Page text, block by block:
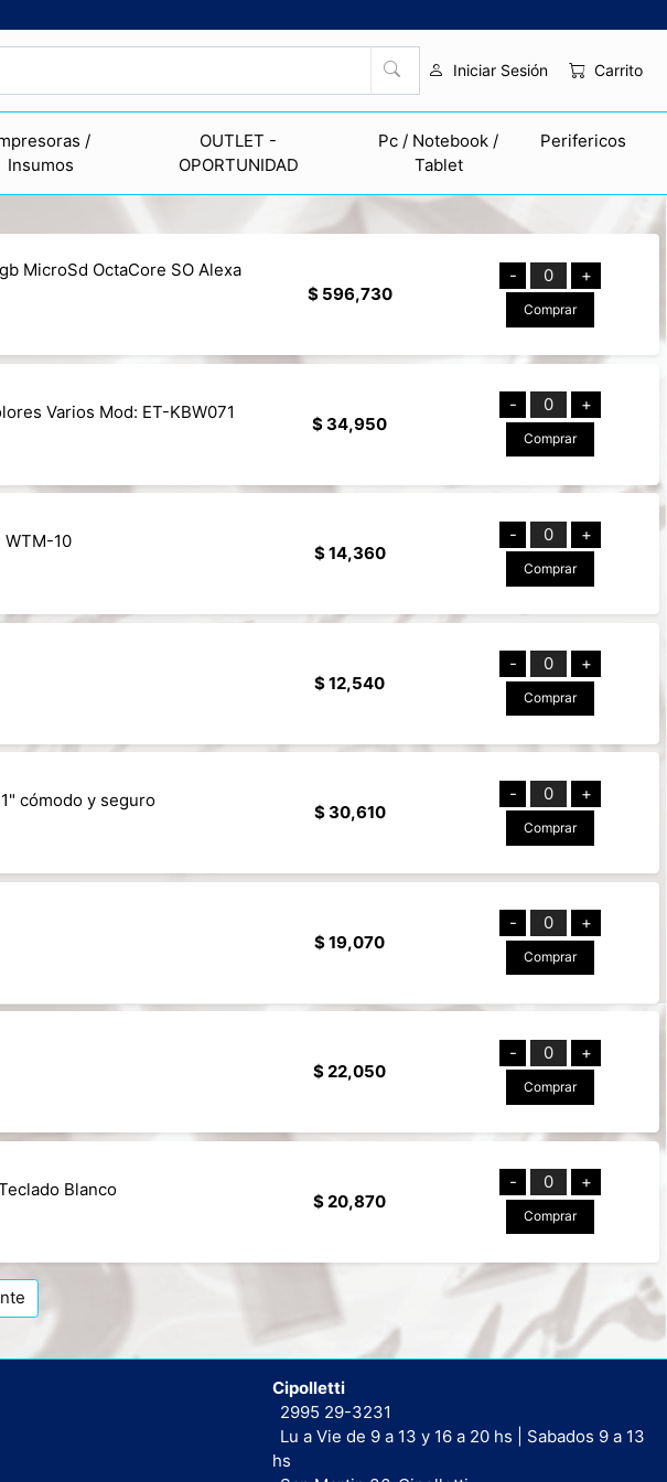
Iniciar Sesión Carrito
/
Insumos
OUTLET -
OPORTUNIDAD
Pc / Notebook /
Tablet
Perifericos
MicroSd OctaCore SO Alexa
$ 596,730
- 0 +
Comprar
Varios Mod: ET-KBW071
$ 34,950
- 0 +
Comprar
WTM-10
$ 14,360
- 0 +
Comprar
$ 12,540
- 0 +
Comprar
cómodo y seguro
$ 30,610
- 0 +
Comprar
$ 19,070
- 0 +
Comprar
$ 22,050
- 0 +
Comprar
Blanco
$ 20,870
- 0 +
Comprar
Cipolletti
2995 29-3231
Lu a Vie de 9 a 13 y 16 a 20 hs | Sabados 9 a 13
hs